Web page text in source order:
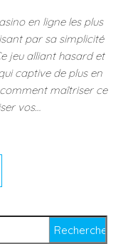
en ligne les plus
par sa simplicité
jeu alliant hasard et
captive de plus en
maîtriser ce
vos…